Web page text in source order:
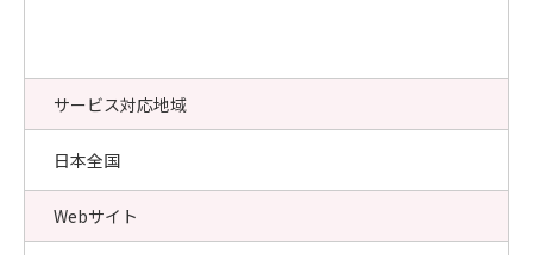
サービス対応地域
日本全国
Webサイト